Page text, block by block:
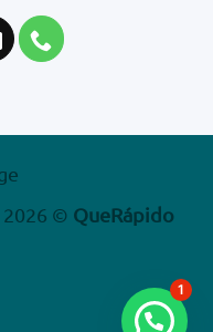
2026 © QueRápido
1